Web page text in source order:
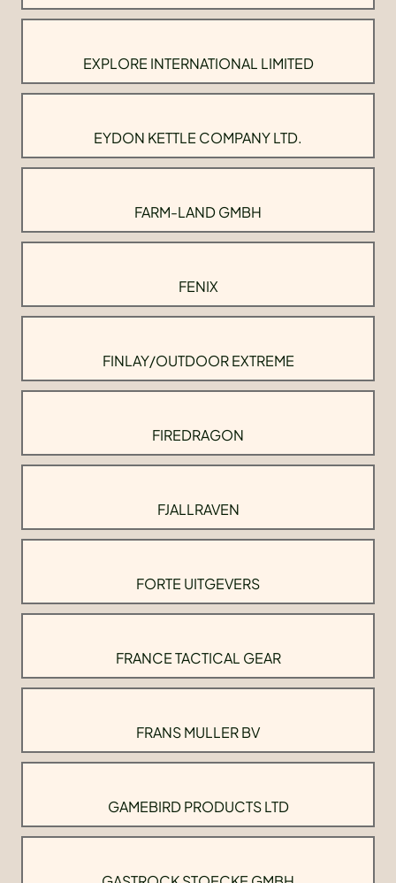
EXPLORE INTERNATIONAL LIMITED
EYDON KETTLE COMPANY LTD.
FARM-LAND GMBH
FENIX
FINLAY/OUTDOOR EXTREME
FIREDRAGON
FJALLRAVEN
FORTE UITGEVERS
FRANCE TACTICAL GEAR
FRANS MULLER BV
GAMEBIRD PRODUCTS LTD